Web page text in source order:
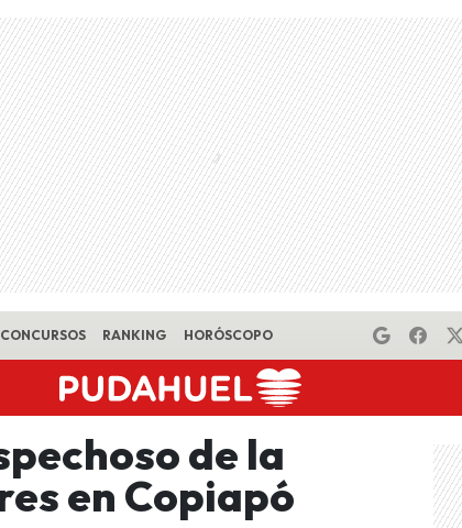
CONCURSOS RANKING HORÓSCOPO
de la
en Copiapó